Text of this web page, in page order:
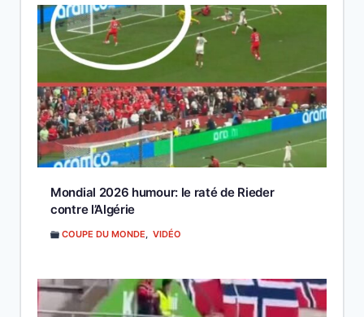
Mondial 2026 humour: le raté de Rieder
contre l’Algérie
COUPE DU MONDE, VIDÉO